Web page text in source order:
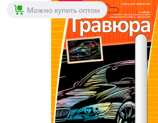
Доставка от 2 до 3 дней
Можно купить оптом